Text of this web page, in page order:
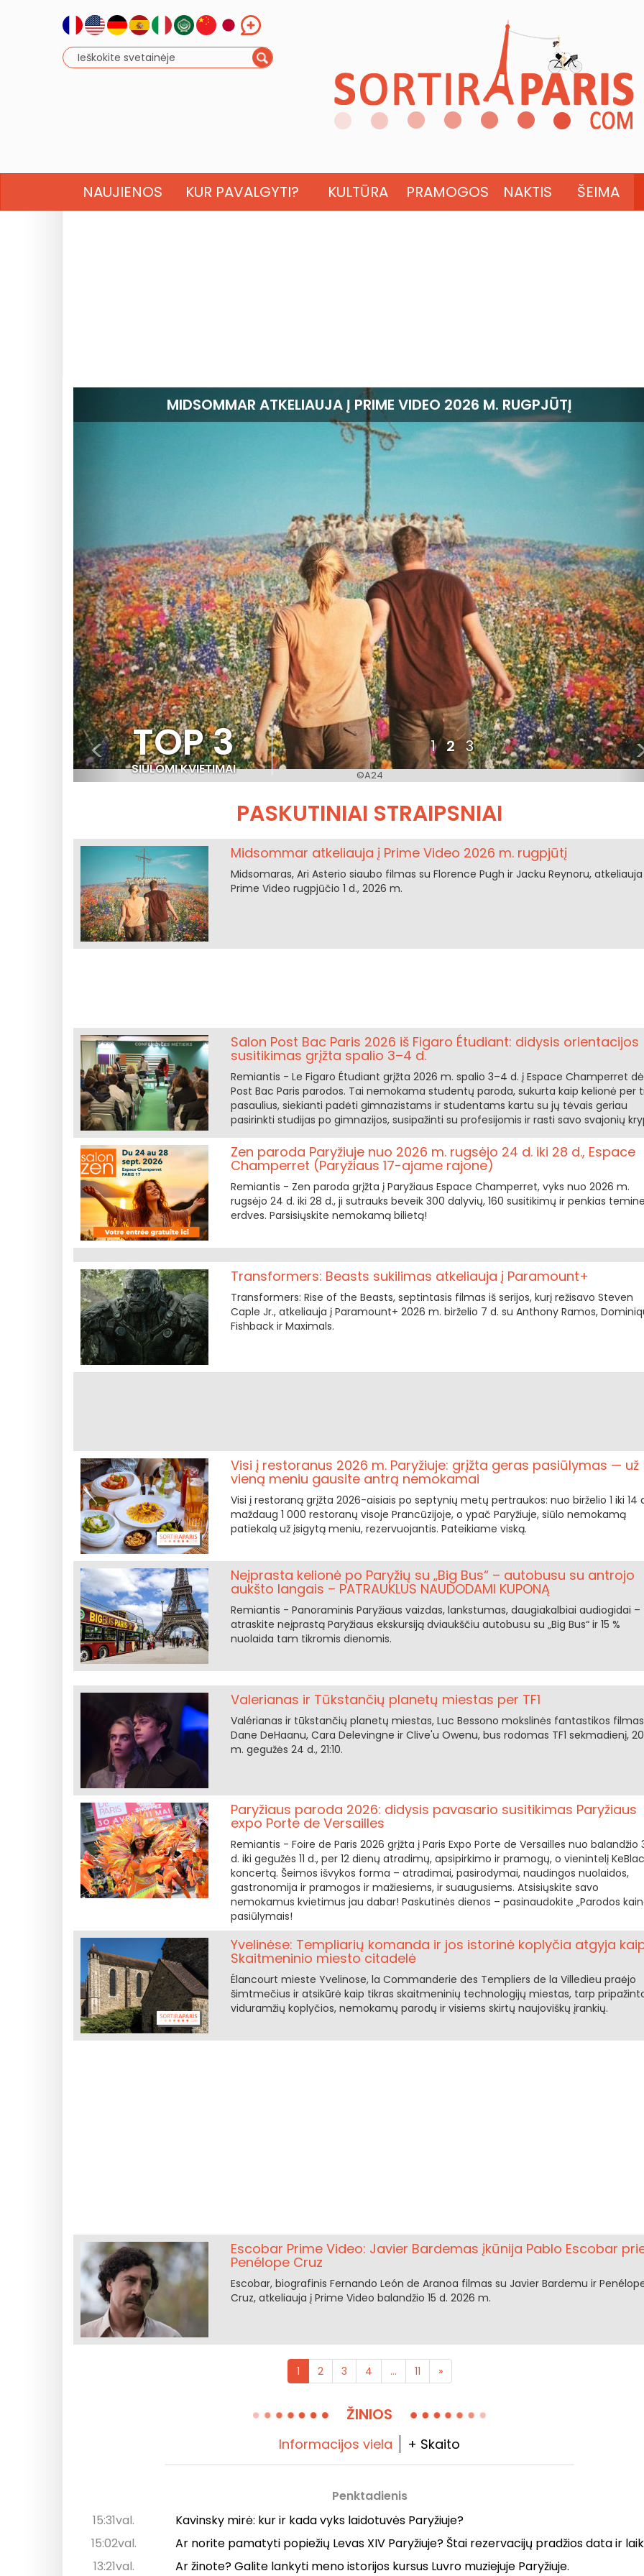
NAUJIENOS KUR PAVALGYTI? KULTŪRA PRAMOGOS NAKTIS ŠEIMA
TOP 3
SIŪLOMI KVIETIMAI
1 2 3
©A24
MIDSOMMAR ATKELIAUJA Į PRIME VIDEO 2026 M. RUGPJŪTĮ
<
PASKUTINIAI STRAIPSNIAI
Midsommar atkeliauja į Prime Video 2026 m. rugpjūtį
Midsomaras, Ari Asterio siaubo filmas su Florence Pugh ir Jacku Reynoru,
Prime Video rugpjūčio 1 d., 2026 m.
Salon Post Bac Paris 2026 iš Figaro Étudiant: didysis orientacijos
susitikimas grįžta spalio 3–4 d.
Remiantis - Le Figaro Étudiant grįžta 2026 m. spalio 3–4 d. į Espace Champerret
Post Bac Paris parodos. Tai nemokama studentų paroda, sukurta kaip kelionė per
pasaulius, siekianti padėti gimnazistams ir studentams kartu su jų tėvais geriau
pasirinkti studijas po gimnazijos, susipažinti su profesijomis ir rasti savo svajonių
Zen paroda Paryžiuje nuo 2026 m. rugsėjo 24 d. iki 28 d., Espace
Champerret (Paryžiaus 17-ajame rajone)
Remiantis - Zen paroda grįžta į Paryžiaus Espace Champerret, vyks nuo 2026 m.
rugsėjo 24 d. iki 28 d., ji sutrauks beveik 300 dalyvių, 160 susitikimų ir penkias
erdves. Parsisiųskite nemokamą bilietą!
Transformers: Beasts sukilimas atkeliauja į Paramount+
Transformers: Rise of the Beasts, septintasis filmas iš serijos, kurį režisavo Steven
Caple Jr., atkeliauja į Paramount+ 2026 m. birželio 7 d. su Anthony Ramos,
Fishback ir Maximals.
Visi į restoranus 2026 m. Paryžiuje: grįžta geras pasiūlymas — už
vieną meniu gausite antrą nemokamai
Visi į restoraną grįžta 2026-aisiais po septynių metų pertraukos: nuo birželio 1 iki 14
maždaug 1 000 restoranų visoje Prancūzijoje, o ypač Paryžiuje, siūlo nemokamą
patiekalą už įsigytą meniu, rezervuojantis. Pateikiame viską.
Neįprasta kelionė po Paryžių su „Big Bus“ – autobusu su antrojo
aukšto langais – PATRAUKLUS NAUDODAMI KUPONĄ
Remiantis - Panoraminis Paryžiaus vaizdas, lankstumas, daugiakalbiai audiogidai –
atraskite neįprastą Paryžiaus ekskursiją dviaukščiu autobusu su „Big Bus“ ir 15 %
nuolaida tam tikromis dienomis.
Valerianas ir Tūkstančių planetų miestas per TF1
Valérianas ir tūkstančių planetų miestas, Luc Bessono mokslinės fantastikos
Dane DeHaanu, Cara Delevingne ir Clive'u Owenu, bus rodomas TF1 sekmadienį,
m. gegužės 24 d., 21:10.
Paryžiaus paroda 2026: didysis pavasario susitikimas Paryžiaus
expo Porte de Versailles
Remiantis - Foire de Paris 2026 grįžta į Paris Expo Porte de Versailles nuo balandžio
d. iki gegužės 11 d., per 12 dienų atradimų, apsipirkimo ir pramogų, o vienintelį
koncertą. Šeimos išvykos forma – atradimai, pasirodymai, naudingos nuolaidos,
gastronomija ir pramogos ir mažiesiems, ir suaugusiems. Atsisiųskite savo
nemokamus kvietimus jau dabar! Paskutinės dienos – pasinaudokite „Parodos
pasiūlymais!
Yvelinėse: Templiarių komanda ir jos istorinė koplyčia atgyja
Skaitmeninio miesto citadelė
Élancourt mieste Yvelinose, la Commanderie des Templiers de la Villedieu praėjo
šimtmečius ir atsikūrė kaip tikras skaitmeninių technologijų miestas, tarp
viduramžių koplyčios, nemokamų parodų ir visiems skirtų naujoviškų įrankių.
Escobar Prime Video: Javier Bardemas įkūnija Pablo Escobar
Penélope Cruz
Escobar, biografinis Fernando León de Aranoa filmas su Javier Bardemu ir
Cruz, atkeliauja į Prime Video balandžio 15 d. 2026 m.
1 2 3 4 ... 11 »
ŽINIOS
Informacijos viela + Skaito
Penktadienis
15:31val.
Kavinsky mirė: kur ir kada vyks laidotuvės Paryžiuje?
15:02val.
Ar norite pamatyti popiežių Levas XIV Paryžiuje? Štai rezervacijų pradžios data ir
13:21val.
Ar žinote? Galite lankyti meno istorijos kursus Luvro muziejuje Paryžiuje.